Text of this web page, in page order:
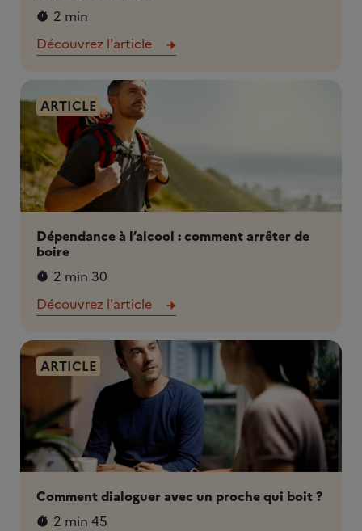
2 min
Découvrez l'article
ARTICLE
Dépendance à l’alcool : comment arrêter de
boire
2 min 30
Découvrez l'article
ARTICLE
Comment dialoguer avec un proche qui boit ?
2 min 45